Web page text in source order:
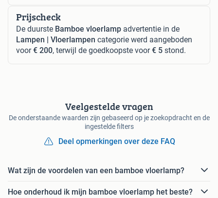
Prijscheck
De duurste Bamboe vloerlamp advertentie in de
Lampen | Vloerlampen categorie werd aangeboden
voor€ 200, terwijl de goedkoopste voor€ 5 stond.
Veelgestelde vragen
De onderstaande waarden zijn gebaseerd op je zoekopdracht en de
ingestelde filters
Deel opmerkingen over deze FAQ
Wat zijn de voordelen van een bamboe vloerlamp?
Hoe onderhoud ik mijn bamboe vloerlamp het beste?